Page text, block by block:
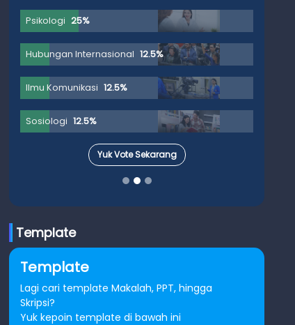
Psikologi 25%
Hubungan Internasional 12.5%
Ilmu Komunikasi 12.5%
Sosiologi 12.5%
Yuk Vote Sekarang
Template
Template
Lagi cari template Makalah, PPT, hingga
Skripsi?
Yuk kepoin template di bawah ini